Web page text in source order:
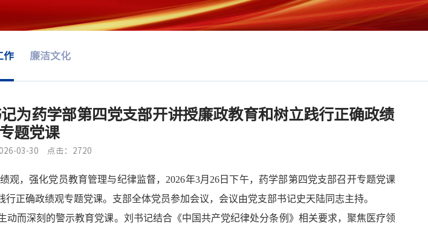
作 廉洁文化
药学部第四党支部开讲授廉政教育和树立践行正确政绩
题党课
03-30 点击：2720
，强化党员教育管理与纪律监督，2026年3月26日下午，药学部第四党支部召开专题党课
正确政绩观专题党课。支部全体党员参加会议，会议由党支部书记史天陆同志主持。
而深刻的警示教育党课。刘书记结合《中国共产党纪律处分条例》相关要求，聚焦医疗领